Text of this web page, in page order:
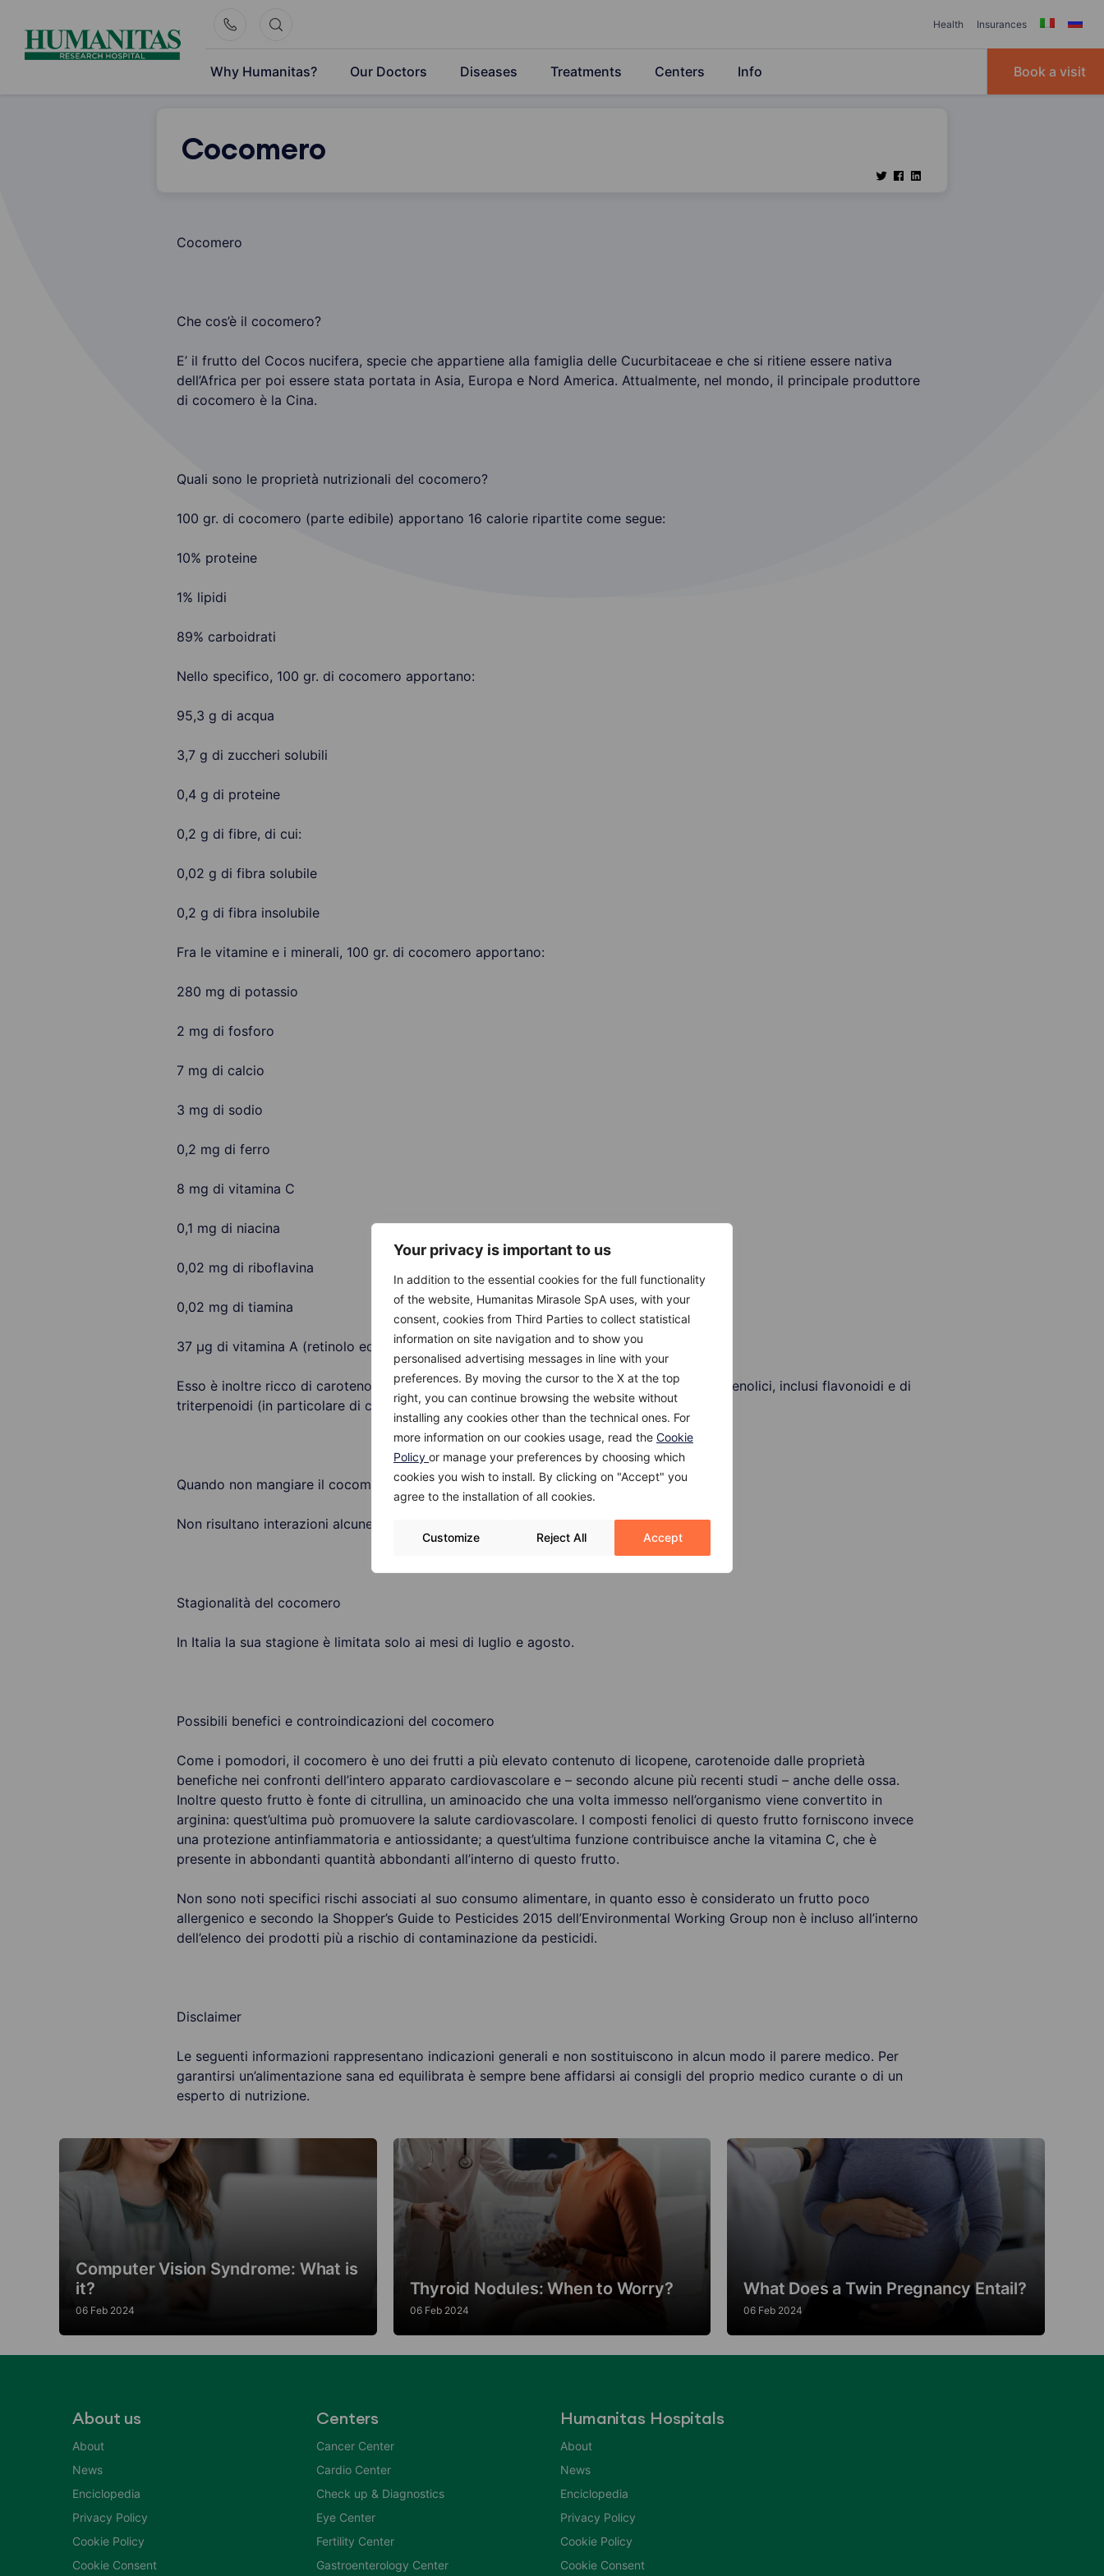
Your privacy is important to us
In addition to the essential cookies for the full functionality
of the website, Humanitas Mirasole SpA uses, with your
consent, cookies from Third Parties to collect statistical
information on site navigation and to show you
personalised advertising messages in line with your
preferences. By moving the cursor to the X at the top
right, you can continue browsing the website without
installing any cookies other than the technical ones. For
more information on our cookies usage, read the Cookie
Policy or manage your preferences by choosing which
cookies you wish to install. By clicking on "Accept" you
agree to the installation of all cookies.
Customize Reject All Accept
content
Health Insurances
Why Humanitas? Our Doctors Diseases Treatments Centers Info Book a visit
Cocomero
Cocomero
Che cos’è il cocomero?
E’ il frutto del Cocos nucifera, specie che appartiene alla famiglia delle Cucurbitaceae e che si ritiene essere nativa
dell’Africa per poi essere stata portata in Asia, Europa e Nord America. Attualmente, nel mondo, il principale produttore
di cocomero è la Cina.
Quali sono le proprietà nutrizionali del cocomero?
100 gr. di cocomero (parte edibile) apportano 16 calorie ripartite come segue:
10% proteine
1% lipidi
89% carboidrati
Nello specifico, 100 gr. di cocomero apportano:
95,3 g di acqua
3,7 g di zuccheri solubili
0,4 g di proteine
0,2 g di fibre, di cui:
0,02 g di fibra solubile
0,2 g di fibra insolubile
Fra le vitamine e i minerali, 100 gr. di cocomero apportano:
280 mg di potassio
2 mg di fosforo
7 mg di calcio
3 mg di sodio
0,2 mg di ferro
8 mg di vitamina C
0,1 mg di niacina
0,02 mg di riboflavina
0,02 mg di tiamina
37 µg di vitamina A (retinolo equivalente)
Esso è inoltre ricco di carotenoidi (in particolare beta-carotene e licopene) di composti fenolici, inclusi flavonoidi e di
triterpenoidi (in particolare di cucurbitacina E).
Quando non mangiare il cocomero?
Non risultano interazioni alcune fra il suo consumo alimentare e l’azione di medicinali.
Stagionalità del cocomero
In Italia la sua stagione è limitata solo ai mesi di luglio e agosto.
Possibili benefici e controindicazioni del cocomero
Come i pomodori, il cocomero è uno dei frutti a più elevato contenuto di licopene, carotenoide dalle proprietà
benefiche nei confronti dell’intero apparato cardiovascolare e – secondo alcune più recenti studi – anche delle ossa.
Inoltre questo frutto è fonte di citrullina, un aminoacido che una volta immesso nell’organismo viene convertito in
arginina: quest’ultima può promuovere la salute cardiovascolare. I composti fenolici di questo frutto forniscono invece
una protezione antinfiammatoria e antiossidante; a quest’ultima funzione contribuisce anche la vitamina C, che è
presente in abbondanti quantità abbondanti all’interno di questo frutto.
Non sono noti specifici rischi associati al suo consumo alimentare, in quanto esso è considerato un frutto poco
allergenico e secondo la Shopper’s Guide to Pesticides 2015 dell’Environmental Working Group non è incluso all’interno
dell’elenco dei prodotti più a rischio di contaminazione da pesticidi.
Disclaimer
Le seguenti informazioni rappresentano indicazioni generali e non sostituiscono in alcun modo il parere medico. Per
garantirsi un’alimentazione sana ed equilibrata è sempre bene affidarsi ai consigli del proprio medico curante o di un
esperto di nutrizione.
Computer Vision Syndrome: What is
it?
06 Feb 2024
Thyroid Nodules: When to Worry?
06 Feb 2024
What Does a Twin Pregnancy Entail?
06 Feb 2024
About us
About
News
Enciclopedia
Privacy Policy
Cookie Policy
Cookie Consent
Centers
Cancer Center
Cardio Center
Check up & Diagnostics
Eye Center
Fertility Center
Gastroenterology Center
Humanitas Hospitals
About
News
Enciclopedia
Privacy Policy
Cookie Policy
Cookie Consent